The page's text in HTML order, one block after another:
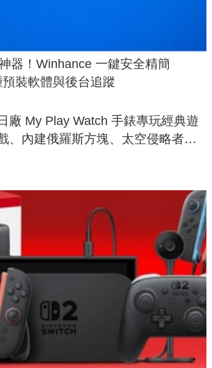
器！Winhance 一鍵安全精簡
裝軟體與後台追蹤
日廠 My Play Watch 手錶專玩經典遊
、內建俄羅斯方塊、太空侵略者，